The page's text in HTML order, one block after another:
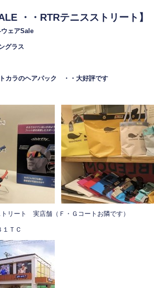
・・RTRテニスストリート】
ェアSale
ラス
ラのヘアパック ・・大好評です
トリート 実店舗（Ｆ・Ｇコートお隣です）
１ＴＣ